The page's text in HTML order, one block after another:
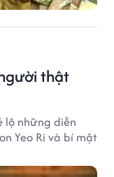
thật
lộ những diễn
Yeo Ri và bí mật